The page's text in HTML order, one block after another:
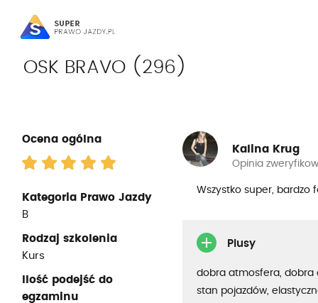
OSK BRAVO (296)
Ocena ogólna
Kategoria Prawo Jazdy
B
Rodzaj szkolenia
Kurs
Ilość podejść do
egzaminu
Kalina Krug
Opinia
Wszystko super, bardzo
Plusy
dobra atmosfera, dobra
stan pojazdów,